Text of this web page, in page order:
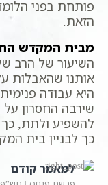
פותחת בפני
הזאת.
מבית המקדש
השיעור של הרב
אותנו שהאבלות
היא עבודה
שירבה החסרון על
להשפיע ולתת, כך
כך לבניין בית
למאמר קודם